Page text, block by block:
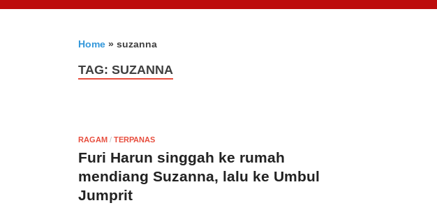
Home » suzanna
TAG: SUZANNA
RAGAM / TERPANAS
Furi Harun singgah ke rumah
mendiang Suzanna, lalu ke Umbul
Jumprit